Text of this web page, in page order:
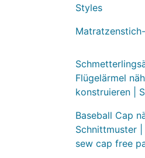
Styles
Flügelärmel
konstruieren |
Baseball Cap
Schnittmuster |
sew cap free